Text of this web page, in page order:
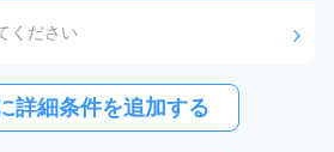
ください arrow_forward_ios
ください
詳細条件を追加する